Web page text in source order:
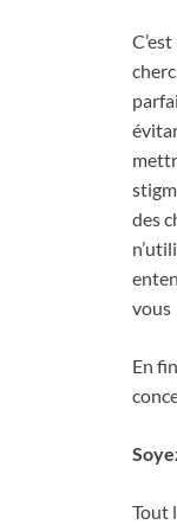
des
vous
En
Tout